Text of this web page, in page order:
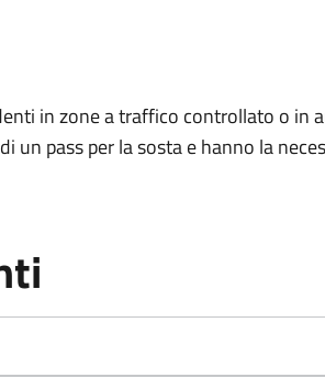
in zone a traffico controllato o in
un pass per la sosta e hanno la